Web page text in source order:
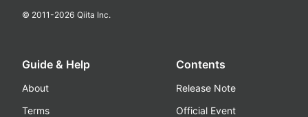
© 2011-2026 Qiita Inc.
Guide & Help
About
Terms
Contents
Release Note
Official Event